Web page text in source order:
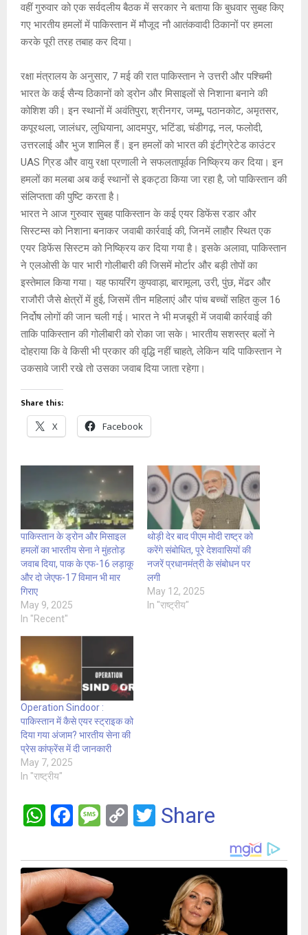
वहीं गुरुवार को एक सर्वदलीय बैठक में सरकार ने बताया कि बुधवार सुबह किए
गए भारतीय हमलों में पाकिस्तान में मौजूद नौ आतंकवादी ठिकानों पर हमला
करके पूरी तरह तबाह कर दिया।
रक्षा मंत्रालय के अनुसार, 7 मई की रात पाकिस्तान ने उत्तरी और पश्चिमी
भारत के कई सैन्य ठिकानों को ड्रोन और मिसाइलों से निशाना बनाने की
कोशिश की। इन स्थानों में अवंतिपुरा, श्रीनगर, जम्मू, पठानकोट, अमृतसर,
कपूरथला, जालंधर, लुधियाना, आदमपुर, भटिंडा, चंडीगढ़, नल, फलोदी,
उत्तरलाई और भुज शामिल हैं। इन हमलों को भारत की इंटीग्रेटेड काउंटर
UAS ग्रिड और वायु रक्षा प्रणाली ने सफलतापूर्वक निष्क्रिय कर दिया। इन
हमलों का मलबा अब कई स्थानों से इकट्ठा किया जा रहा है, जो पाकिस्तान की
संलिप्तता की पुष्टि करता है।
भारत ने आज गुरुवार सुबह पाकिस्तान के कई एयर डिफेंस रडार और
सिस्टम्स को निशाना बनाकर जवाबी कार्रवाई की, जिनमें लाहौर स्थित एक
एयर डिफेंस सिस्टम को निष्क्रिय कर दिया गया है। इसके अलावा, पाकिस्तान
ने एलओसी के पार भारी गोलीबारी की जिसमें मोर्टार और बड़ी तोपों का
इस्तेमाल किया गया। यह फायरिंग कुपवाड़ा, बारामूला, उरी, पुंछ, मेंढर और
राजौरी जैसे क्षेत्रों में हुई, जिसमें तीन महिलाएं और पांच बच्चों सहित कुल 16
निर्दोष लोगों की जान चली गई। भारत ने भी मजबूरी में जवाबी कार्रवाई की
ताकि पाकिस्तान की गोलीबारी को रोका जा सके। भारतीय सशस्त्र बलों ने
दोहराया कि वे किसी भी प्रकार की वृद्धि नहीं चाहते, लेकिन यदि पाकिस्तान ने
उकसावे जारी रखे तो उसका जवाब दिया जाता रहेगा।
Share this:
X Facebook
पाकिस्तान के ड्रोन और मिसाइल
हमलों का भारतीय सेना ने मुंहतोड़
जवाब दिया, पाक के एफ-16 लड़ाकू
और दो जेएफ-17 विमान भी मार
गिराए
May 9, 2025
In "Recent"
थोड़ी देर बाद पीएम मोदी राष्ट्र को
करेंगे संबोधित, पूरे देशवासियों की
नजरें प्रधानमंत्री के संबोधन पर
लगी
May 12, 2025
In "राष्ट्रीय"
Operation Sindoor :
पाकिस्तान में कैसे एयर स्ट्राइक को
दिया गया अंजाम? भारतीय सेना की
प्रेस कांफ्रेंस में दी जानकारी
May 7, 2025
In "राष्ट्रीय"
W
at
s
A
p
F
ce
b
o
o
M
s
a
g
e
C
py
k
T
tt
Share